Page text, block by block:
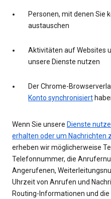
Personen, mit denen Sie
austauschen
Aktivitäten auf Websites
unsere Dienste nutzen
Der Chrome-
Konto synchronisiert
Wenn Sie unsere Dienste
erhalten oder um Nachrichten
erheben wir möglicherweise
Telefonnummer, die
Angerufenen,
Uhrzeit von Anrufen und
Routing-Informationen und